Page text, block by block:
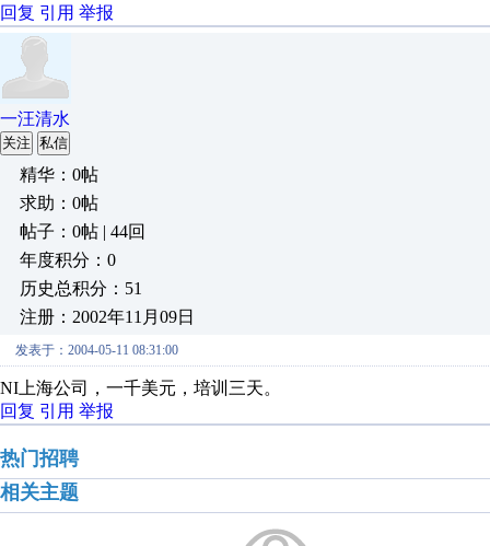
回复 引用 举报
一汪清水
关注 私信
精华：0帖
求助：0帖
帖子：0帖 | 44回
年度积分：0
历史总积分：51
注册：2002年11月09日
发表于：2004-05-11 08:31:00
NI上海公司，一千美元，培训三天。
回复 引用 举报
热门招聘
相关主题